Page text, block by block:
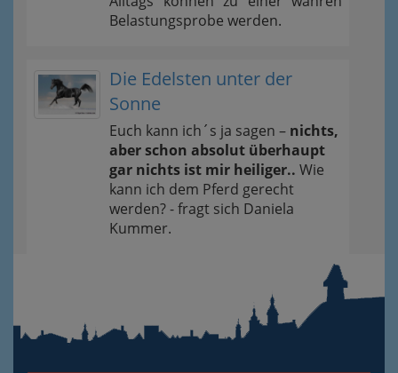
Belastungsprobe werden.
Die Edelsten unter der
Sonne
Euch kann ich´s ja sagen – nichts,
aber schon absolut überhaupt
gar nichts ist mir heiliger.. Wie
kann ich dem Pferd gerecht
werden? - fragt sich Daniela
Kummer.